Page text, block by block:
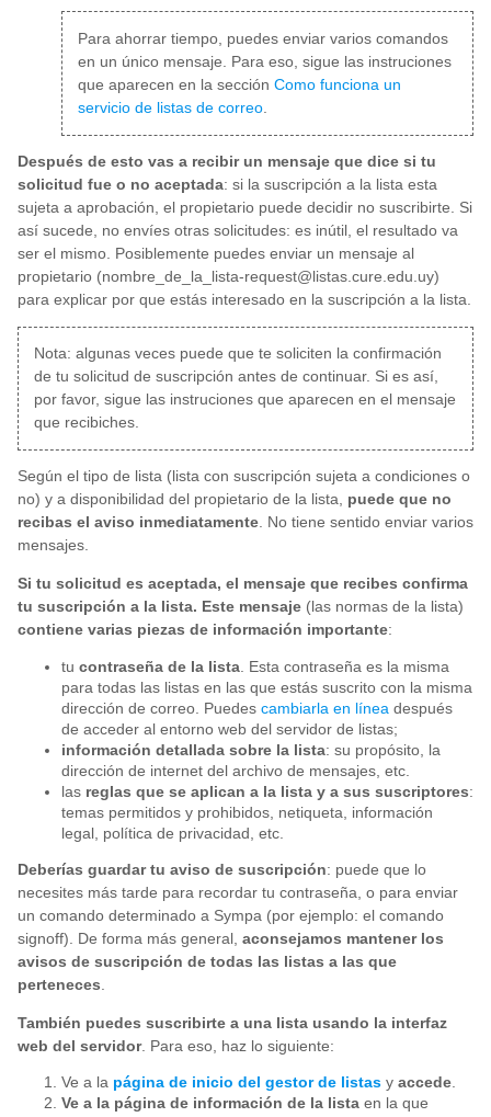
Para ahorrar tiempo, puedes enviar varios comandos
en un único mensaje. Para eso, sigue las instruciones
que aparecen en la sección Como funciona un
servicio de listas de correo.
Después de esto vas a recibir un mensaje que dice si tu
solicitud fue o no aceptada: si la suscripción a la lista esta
sujeta a aprobación, el propietario puede decidir no suscribirte. Si
así sucede, no envíes otras solicitudes: es inútil, el resultado va
ser el mismo. Posiblemente puedes enviar un mensaje al
propietario (nombre_de_la_lista-request@listas.cure.edu.uy)
para explicar por que estás interesado en la suscripción a la lista.
Nota: algunas veces puede que te soliciten la confirmación
de tu solicitud de suscripción antes de continuar. Si es así,
por favor, sigue las instruciones que aparecen en el mensaje
que recibiches.
Según el tipo de lista (lista con suscripción sujeta a condiciones o
no) y a disponibilidad del propietario de la lista, puede que no
recibas el aviso inmediatamente. No tiene sentido enviar varios
mensajes.
Si tu solicitud es aceptada, el mensaje que recibes confirma
tu suscripción a la lista. Este mensaje (las normas de la lista)
contiene varias piezas de información importante:
tu contraseña de la lista . Esta contraseña es la misma
para todas las listas en las que estás suscrito con la misma
dirección de correo. Puedes cambiarla en línea después
de acceder al entorno web del servidor de listas;
información detallada sobre la lista: su propósito, la
dirección de internet del archivo de mensajes, etc.
las reglas que se aplican a la lista y a sus suscriptores:
temas permitidos y prohibidos, netiqueta, información
legal, política de privacidad, etc.
Deberías guardar tu aviso de suscripción: puede que lo
necesites más tarde para recordar tu contraseña, o para enviar
un comando determinado a Sympa (por ejemplo: el comando
signoff). De forma más general, aconsejamos mantener los
avisos de suscripción de todas las listas a las que
perteneces.
También puedes suscribirte a una lista usando la interfaz
web del servidor. Para eso, haz lo siguiente:
Ve a la página de inicio del gestor de listas y accede.
Ve a la página de información de la lista en la que